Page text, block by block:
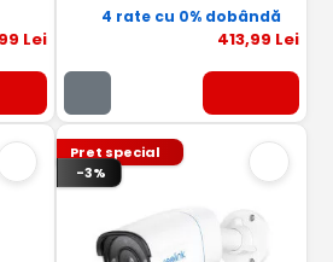
Lei
4 rate cu 0% dobândă
413,99 Lei
Pret special
-3%